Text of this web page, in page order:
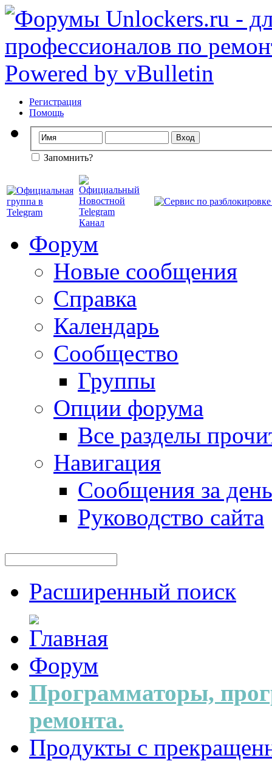
Регистрация
Помощь
Запомнить?
Форум
Новые сообщения
Справка
Календарь
Сообщество
Группы
Опции форума
Все разделы
Навигация
Сообщения за день
Руководство сайта
Расширенный поиск
Форум
Программаторы,
ремонта.
Продукты с